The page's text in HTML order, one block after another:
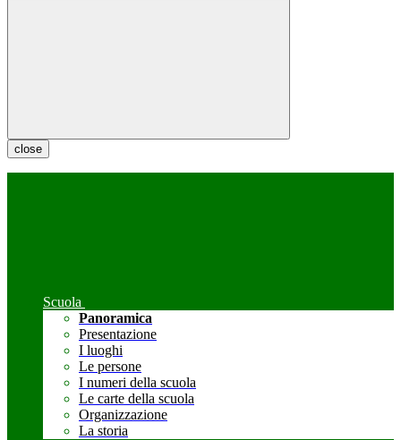
close
Scuola
Panoramica
Presentazione
I luoghi
Le persone
I numeri della scuola
Le carte della scuola
Organizzazione
La storia